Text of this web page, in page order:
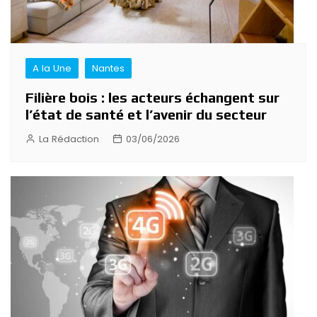
A la Une Nantes
Filière bois : les acteurs échangent sur
l’état de santé et l’avenir du secteur
La Rédaction 03/06/2026